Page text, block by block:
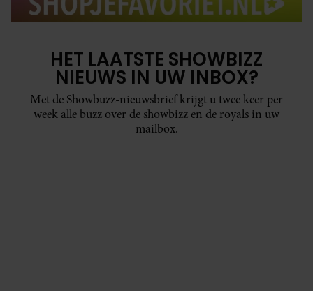
HET LAATSTE SHOWBIZZ
NIEUWS IN UW INBOX?
Met de Showbuzz-nieuwsbrief krijgt u twee keer per
week alle buzz over de showbizz en de royals in uw
mailbox.